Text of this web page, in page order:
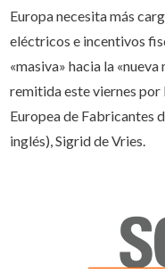
Europa necesita más
eléctricos e incentivos
«masiva» hacia la
remitida este viernes
Europea de Fabricantes
inglés), Sigrid de Vries.